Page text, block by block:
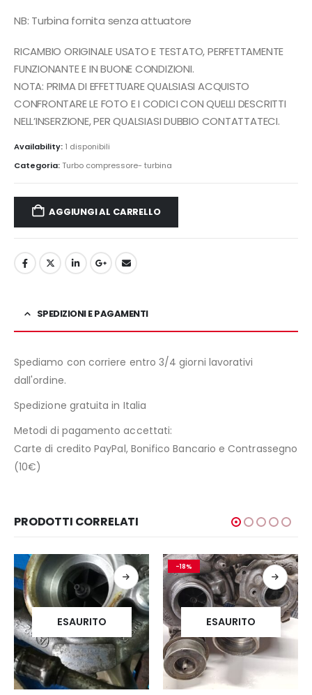
NB: Turbina fornita senza attuatore
RICAMBIO ORIGINALE USATO E TESTATO, PERFETTAMENTE
FUNZIONANTE E IN BUONE CONDIZIONI.
NOTA: PRIMA DI EFFETTUARE QUALSIASI ACQUISTO
CONFRONTARE LE FOTO E I CODICI CON QUELLI DESCRITTI
NELL’INSERZIONE, PER QUALSIASI DUBBIO CONTATTATECI.
Availability: 1 disponibili
Categoria:Turbo compressore- turbina
AGGIUNGI AL CARRELLO
SPEDIZIONI E PAGAMENTI
Spediamo con corriere entro 3/4 giorni lavorativi
dall'ordine.
Spedizione gratuita in Italia
Metodi di pagamento accettati:
Carte di credito PayPal, Bonifico Bancario e Contrassegno
(10€)
PRODOTTI CORRELATI
ESAURITO
-18%
ESAURITO